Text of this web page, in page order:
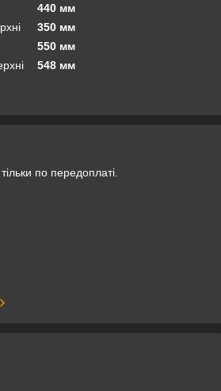
440 мм
350 мм
550 мм
548 мм
по передоплаті.